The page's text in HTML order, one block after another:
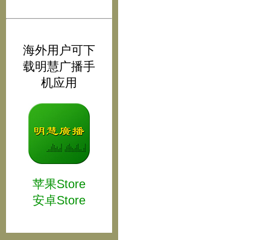
海外用户可下
载明慧广播手
机应用
苹果Store
安卓Store